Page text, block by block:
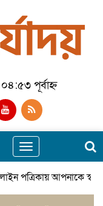
পূর্বাহ্ন
Toggle
navigation
পত্রিকায় আপনাকে